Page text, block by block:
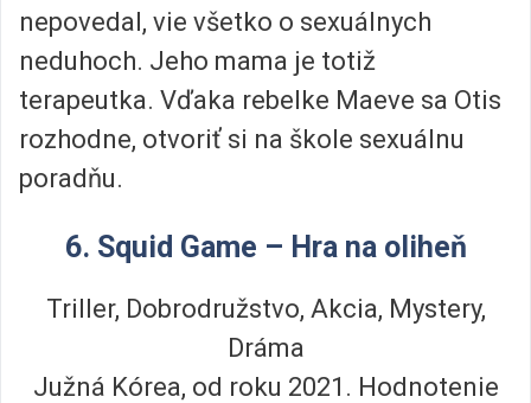
nepovedal, vie všetko o sexuálnych
neduhoch. Jeho mama je totiž
terapeutka. Vďaka rebelke Maeve sa Otis
rozhodne, otvoriť si na škole sexuálnu
poradňu.
6. Squid Game – Hra na oliheň
Triller, Dobrodružstvo, Akcia, Mystery,
Dráma
Južná Kórea, od roku 2021. Hodnotenie